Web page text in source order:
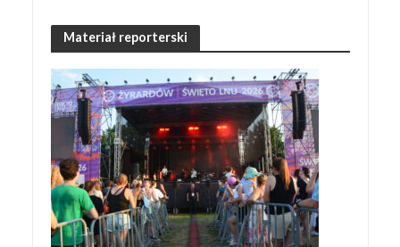
Materiał reporterski